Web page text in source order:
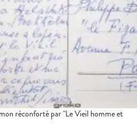
réconforté par "Le Vieil homme et